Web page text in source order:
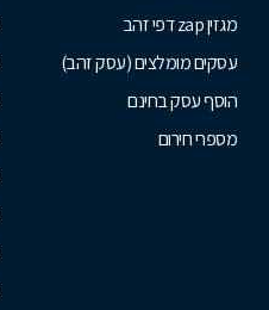
מגזין zap דפי זהב
עסקים מומלצים (עסק זהב)
הוסף עסק בחינם
מספרי חירום